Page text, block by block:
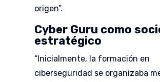
origen”.
Cyber Guru como
estratégico
“Inicialmente, la formación en
ciberseguridad se organizaba